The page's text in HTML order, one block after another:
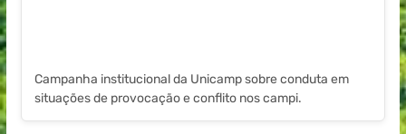
Campanha institucional da Unicamp sobre conduta em
situações de provocação e conflito nos campi.